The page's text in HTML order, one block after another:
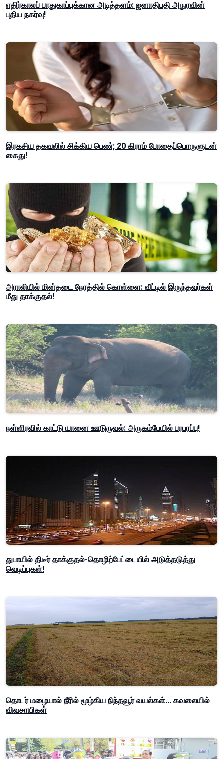
எதிர்காலப் பாதுகாப்புக்கான அடித்தளம்: ஜனாதிபதி அநுரவின்
புதிய நகர்வு!
இரகசிய தகவலில் சிக்கிய பெண்; 20 கிராம் போதைப்பொருளுடன்
கைது!
அராலியில் மின்தடை நேரத்தில் கொள்ளை: வீட்டில் இருந்தவர்கள்
மீது தாக்குதல்!
நள்ளிரவில் காட்டு யானை ஊடுருவல்: அருகம்பேயில் பரபரப்பு!
துபாயில் திடீர் தாக்குதல்-தொழிற்பேட்டையில் அடுத்தடுத்து
வெடிப்புகள்!
தொடர் மழையால் நீரில் மூழ்கிய நிந்தவூர் வயல்கள்... கவலையில்
விவசாயிகள்